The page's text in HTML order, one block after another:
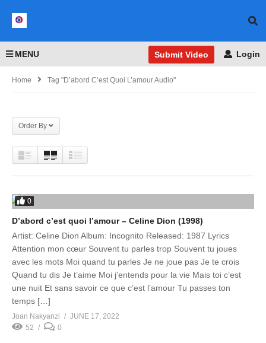
MENU Submit Video Login
Home Tag "D’abord C’est Quoi L’amour Audio"
Order By
0
D’abord c’est quoi l’amour – Celine Dion (1998)
Artist: Celine Dion Album: Incognito Released: 1987 Lyrics
Attention mon cœur Souvent tu parles trop Souvent tu joues
avec les mots Moi quand tu parles Je ne joue pas Je te crois
Quand tu dis Je t’aime Moi j’entends pour la vie Mais toi c’est
une nuit Et sans savoir ce que c’est l’amour Tu passes ton
temps […]
Joan Nakyanzi
JUNE 17, 2022
52
0